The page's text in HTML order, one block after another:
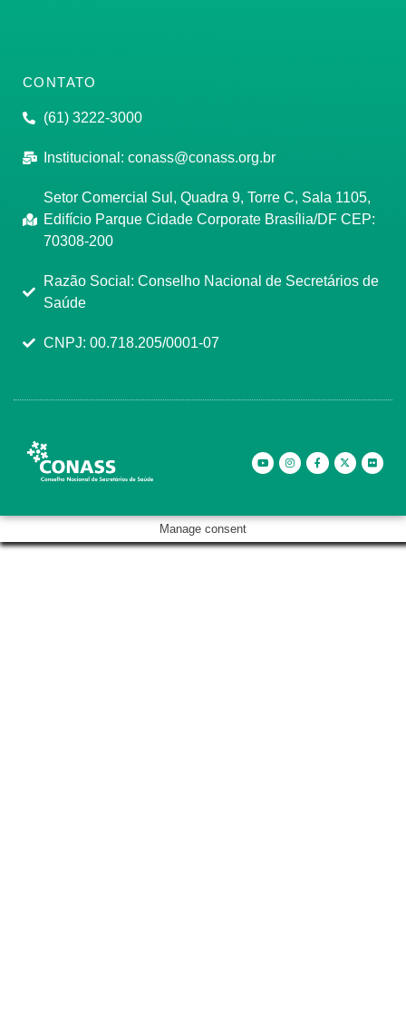
CONTATO
(61) 3222-3000
Institucional: conass@conass.org.br
Setor Comercial Sul, Quadra 9, Torre C, Sala 1105,
Edifício Parque Cidade Corporate Brasília/DF CEP:
70308-200
Razão Social: Conselho Nacional de Secretários de
Saúde
CNPJ: 00.718.205/0001-07
Manage consent